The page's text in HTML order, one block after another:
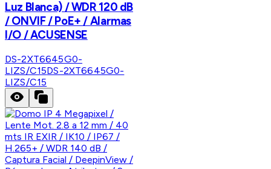
Luz Blanca) / WDR 120 dB
/ ONVIF / PoE+ / Alarmas
I/O / ACUSENSE
DS-2XT6645G0-
LIZS/C15DS-2XT6645G0-
LIZS/C15